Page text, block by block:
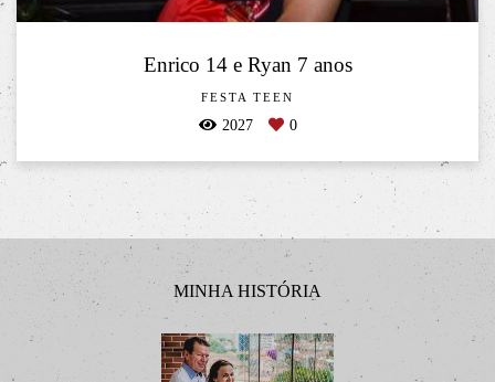
Enrico 14 e Ryan 7 anos
FESTA TEEN
2027 0
MINHA HISTÓRIA